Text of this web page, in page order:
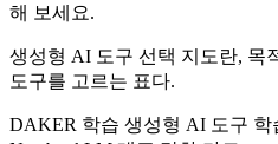
해 보세요.
생성형 AI 도구 선택 지도란, 목
도구를 고르는 표다.
DAKER 학습 생성형 AI 도구 학